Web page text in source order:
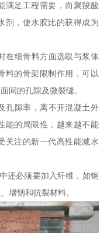
满足工程需要，而聚羧酸
剂，使水胶比的获得成为
在细骨料方面选取与浆体
料的骨架限制作用，可以
间的孔隙及微裂缝。
孔隙率，离不开混凝土外
能的局限性，越来越不能
关注的新一代高性能减水
还必须要加入纤维，如钢
增韧和抗裂材料。